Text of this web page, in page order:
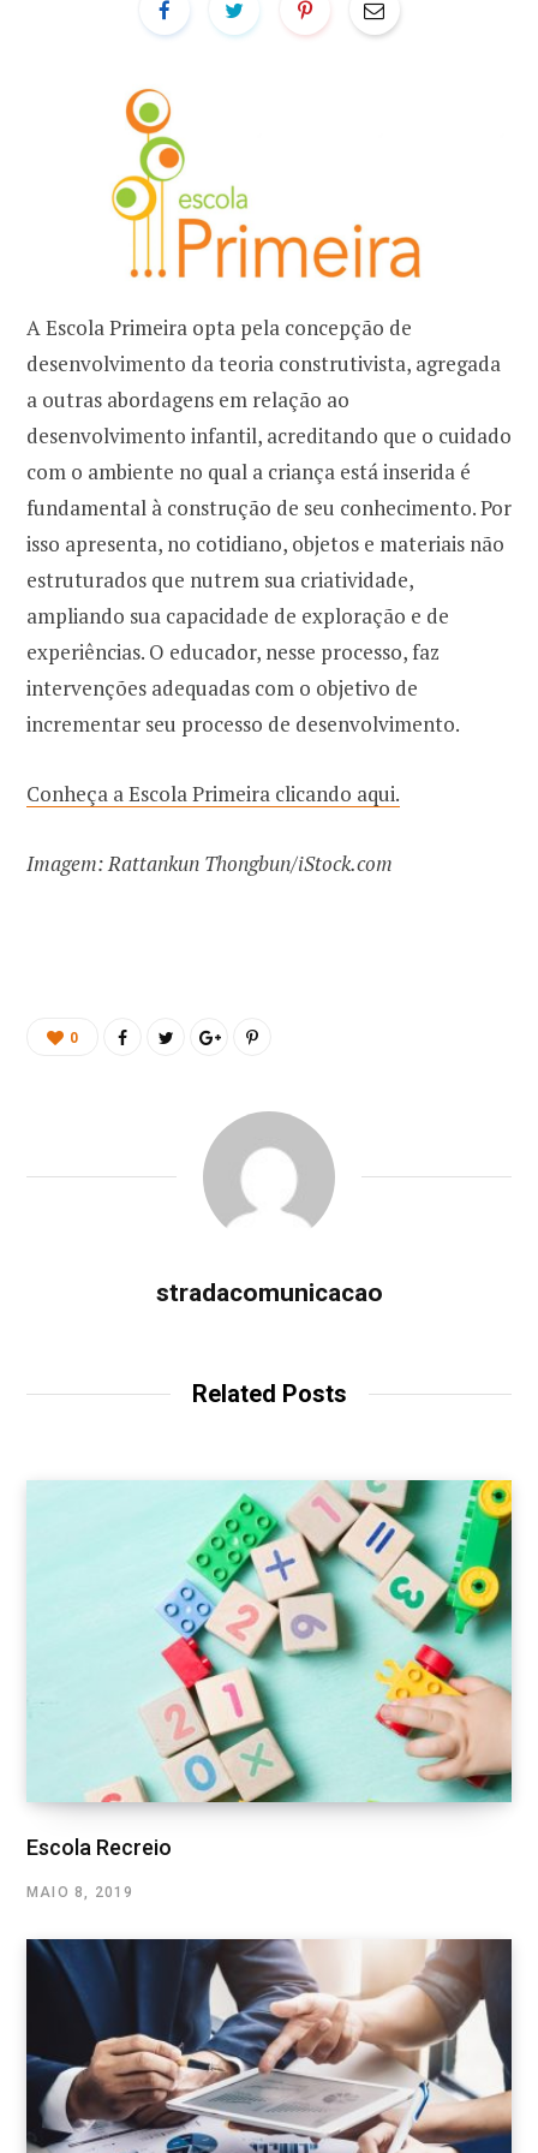
A Escola Primeira opta pela concepção de
desenvolvimento da teoria construtivista, agregada
a outras abordagens em relação ao
desenvolvimento infantil, acreditando que o cuidado
com o ambiente no qual a criança está inserida é
fundamental à construção de seu conhecimento. Por
isso apresenta, no cotidiano, objetos e materiais não
estruturados que nutrem sua criatividade,
ampliando sua capacidade de exploração e de
experiências. O educador, nesse processo, faz
intervenções adequadas com o objetivo de
incrementar seu processo de desenvolvimento.
Conheça a Escola Primeira clicando aqui.
Imagem: Rattankun Thongbun/iStock.com
0
stradacomunicacao
Related Posts
Escola Recreio
MAIO 8, 2019